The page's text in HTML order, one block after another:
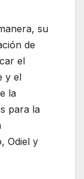
su
de
el
y el
la
para la
Odiel y